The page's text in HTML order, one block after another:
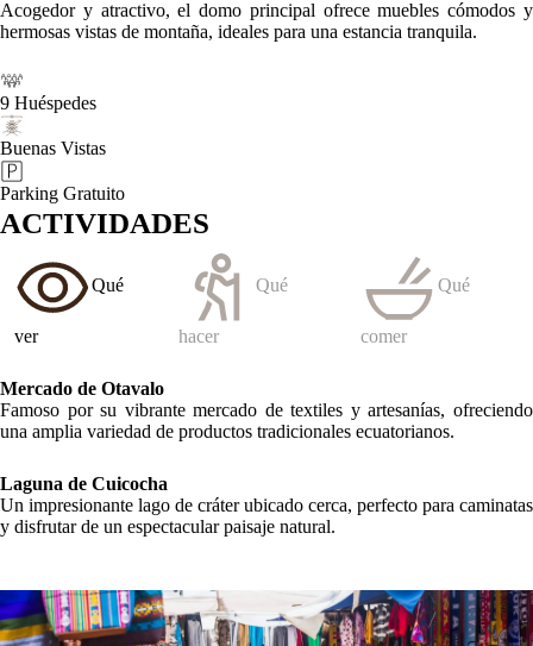
Acogedor y atractivo, el domo principal ofrece muebles cómodos y
hermosas vistas de montaña, ideales para una estancia tranquila.
9 Huéspedes
Buenas Vistas
Parking Gratuito
ACTIVIDADES
Qué
ver
Qué
hacer
Qué
comer
Mercado de Otavalo
Famoso por su vibrante mercado de textiles y artesanías, ofreciendo
una amplia variedad de productos tradicionales ecuatorianos.
Laguna de Cuicocha
Un impresionante lago de cráter ubicado cerca, perfecto para caminatas
y disfrutar de un espectacular paisaje natural.